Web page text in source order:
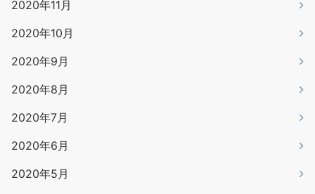
2020年11月
2020年10月
2020年9月
2020年8月
2020年7月
2020年6月
2020年5月